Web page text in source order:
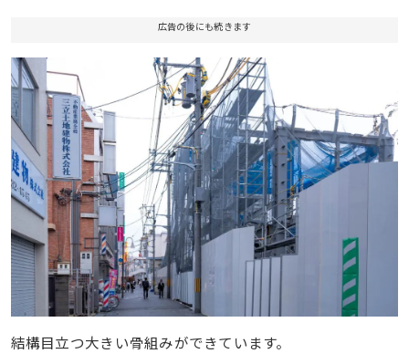
広告の後にも続きます
結構目立つ大きい骨組みができています。